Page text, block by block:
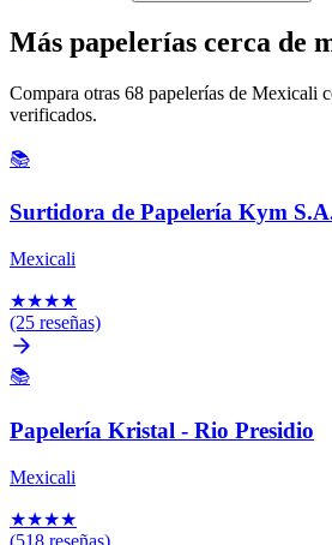
Más papelerías cerca de
Compara otras 68 papelerías de Mexicali
verificados.
📚
Surtidora de Papelería Kym
Mexicali
★★★★
(25 reseñas)
📚
Papelería Kristal - Rio Presidio
Mexicali
★★★★
(518 reseñas)